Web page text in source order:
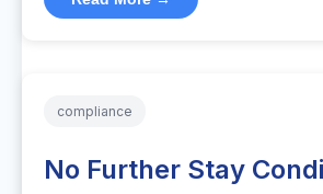
compliance
No Further Stay